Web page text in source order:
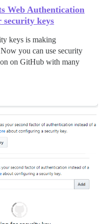
Web Authentication
keys
keys is making
you can use security
on GitHub with many